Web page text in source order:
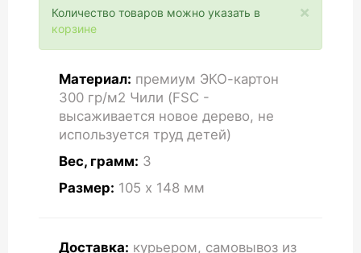
×
Количество товаров можно указать в
корзине
Материал: премиум ЭКО-картон
300 гр/м2 Чили (FSC -
высаживается новое дерево, не
используется труд детей)
Вес, грамм: 3
Размер: 105 x 148 мм
Доставка: курьером, самовывоз из